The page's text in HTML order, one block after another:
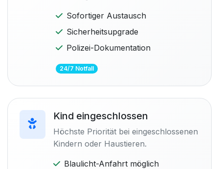
Sofortiger Austausch
Sicherheitsupgrade
Polizei-Dokumentation
24/7 Notfall
Kind eingeschlossen
Höchste Priorität bei eingeschlossenen
Kindern oder Haustieren.
Blaulicht-Anfahrt möglich